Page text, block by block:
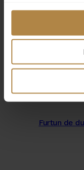
Extensie de 30
Extensie de 30
Furtun de